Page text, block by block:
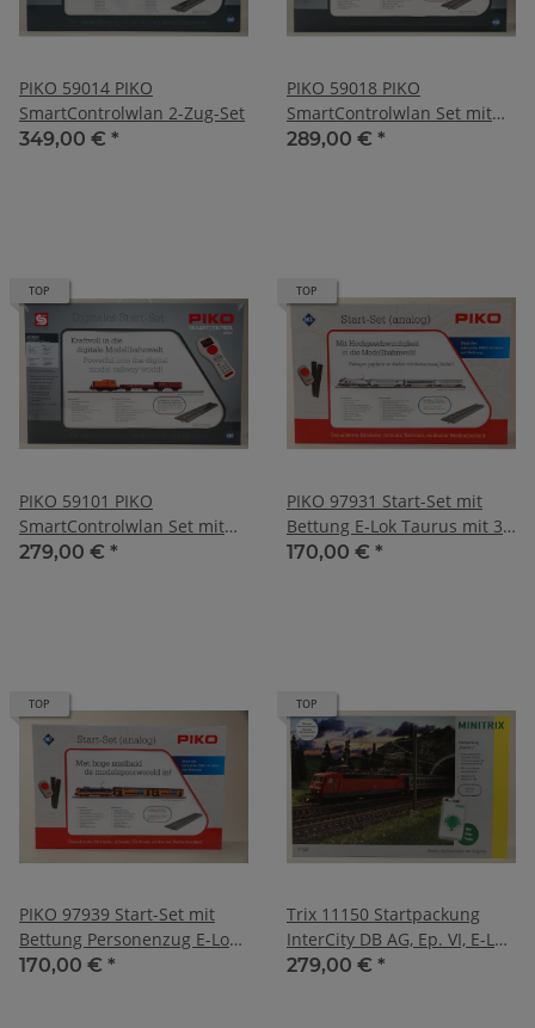
PIKO 59014 PIKO
SmartControlwlan 2-Zug-Set
349,00 € *
PIKO 59018 PIKO
SmartControlwlan Set mit
Bettungsgleis DB IV
289,00 € *
TOP
PIKO 59101 PIKO
SmartControlwlan Set mit
Bettungsgleis DR IV
279,00 € *
TOP
PIKO 97931 Start-Set mit
Bettung E-Lok Taurus mit 3
IC Wagen PKP
170,00 € *
TOP
PIKO 97939 Start-Set mit
Bettung Personenzug E-Lok
und 2 Doppelstockwagen NS
170,00 € *
TOP
Trix 11150 Startpackung
InterCity DB AG, Ep. VI, E-Lok
BR 120
279,00 € *